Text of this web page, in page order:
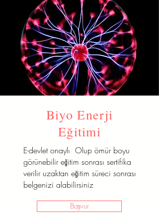
Biyo Enerji
Eğitimi
E-devlet onaylı Olup ömür boyu
görünebilir eğitim sonrası sertifika
verilir uzaktan eğitim süreci sonrası
belgenizi alabilirsiniz
Başvur